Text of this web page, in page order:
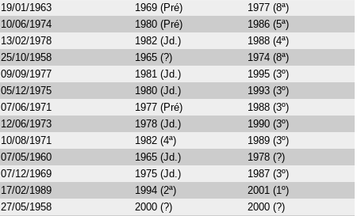
19/01/1963 1969 (Pré)
1977 (8ª)
10/06/1974 1980 (Pré)
1986 (5ª)
13/02/1978 1982 (Jd.)
1988 (4ª)
25/10/1958 1965 (?)
1974 (8ª)
09/09/1977 1981 (Jd.)
1995 (3º)
05/12/1975 1980 (Jd.)
1993 (3º)
07/06/1971 1977 (Pré)
1988 (3º)
12/06/1973 1978 (Jd.)
1990 (3º)
10/08/1971 1982 (4ª)
1989 (3º)
07/05/1960 1965 (Jd.)
1978 (?)
07/12/1969 1975 (Jd.)
1987 (3º)
17/02/1989 1994 (2ª)
2001 (1º)
27/05/1958 2000 (?)
2000 (?)